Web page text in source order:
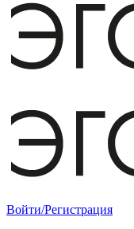
Войти/Регистрация